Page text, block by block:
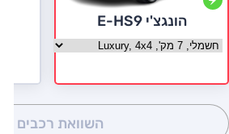
הונגצ'י E-HS9
בחר גרסה הונגצ'י E-HS9
השוואת רכבים